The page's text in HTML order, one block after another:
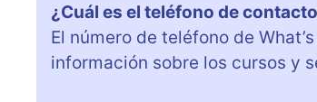
¿Cuál es el teléfono de
El número de teléfono de
información sobre los cursos y